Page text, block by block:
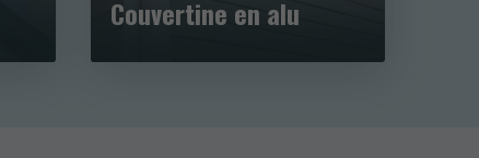
Couvertine en alu